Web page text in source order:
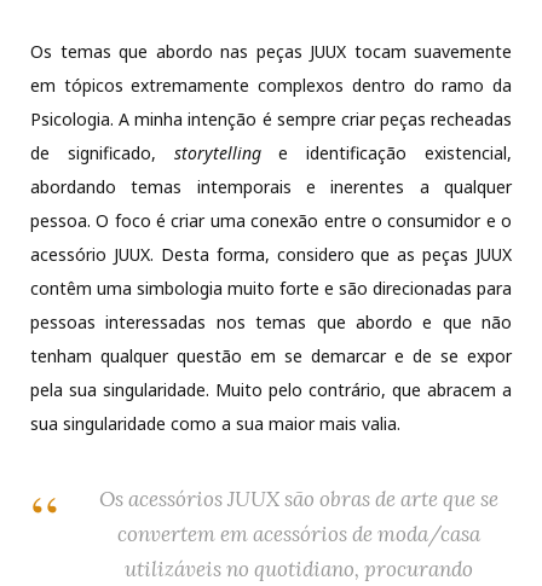
Os temas que abordo nas peças JUUX tocam suavemente
em tópicos extremamente complexos dentro do ramo da
Psicologia. A minha intenção é sempre criar peças recheadas
de significado, storytellinge identificação existencial,
abordando temas intemporais e inerentes a qualquer
pessoa. O foco é criar uma conexão entre o consumidor e o
acessório JUUX. Desta forma, considero que as peças JUUX
contêm uma simbologia muito forte e são direcionadas para
pessoas interessadas nos temas que abordo e que não
tenham qualquer questão em se demarcar e de se expor
pela sua singularidade. Muito pelo contrário, que abracem a
sua singularidade como a sua maior mais valia.
Os acessórios JUUX são obras de arte que se
convertem em acessórios de moda/casa
utilizáveis no quotidiano, procurando